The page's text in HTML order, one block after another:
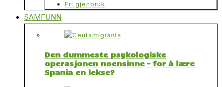
Fri gjenbruk
SAMFUNN
Den dummeste psykologiske
operasjonen noensinne – for å lære
Spania en lekse?